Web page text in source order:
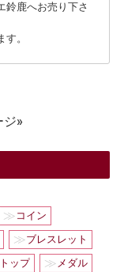
鈴鹿へお売り下さ
。
ジ»
≫ コイン
≫ブレスレット
ップ ≫ メダル